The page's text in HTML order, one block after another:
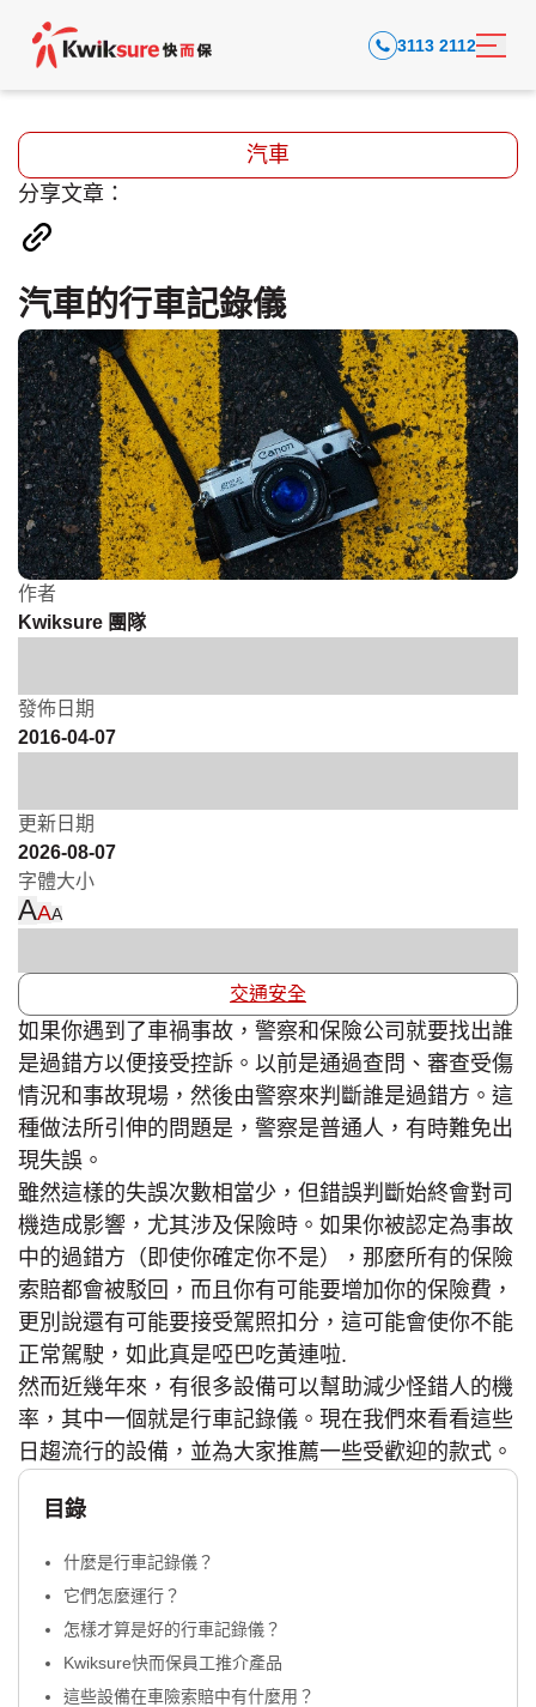
3113 2112
汽車
分享文章：
汽車的行車記錄儀
作者
Kwiksure 團隊
發佈日期
2016-04-07
更新日期
2026-08-07
字體大小
AAA
交通安全
如果你遇到了車禍事故，警察和保險公司就要找出誰
是過錯方以便接受控訴。以前是通過查問、審查受傷
情況和事故現場，然後由警察來判斷誰是過錯方。這
種做法所引伸的問題是，警察是普通人，有時難免出
現失誤。
雖然這樣的失誤次數相當少，但錯誤判斷始終會對司
機造成影響，尤其涉及保險時。如果你被認定為事故
中的過錯方（即使你確定你不是），那麼所有的保險
索賠都會被駁回，而且你有可能要增加你的保險費，
更別說還有可能要接受駕照扣分，這可能會使你不能
正常駕駛，如此真是啞巴吃黃連啦.
然而近幾年來，有很多設備可以幫助減少怪錯人的機
率，其中一個就是行車記錄儀。現在我們來看看這些
日趨流行的設備，並為大家推薦一些受歡迎的款式。
目錄
什麼是行車記錄儀？
它們怎麼運行？
怎樣才算是好的行車記錄儀？
Kwiksure快而保員工推介產品
這些設備在車險索賠中有什麼用？